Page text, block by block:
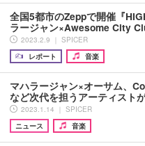
全国5都市のZeppで開催『
ラージャン×Awesome City
2023.2.9 ｜ SPICER
レポート
音楽
マハラージャン×オーサム、
など次代を担うアーティスト
2023.1.14 ｜ SPICER
ニュース
音楽